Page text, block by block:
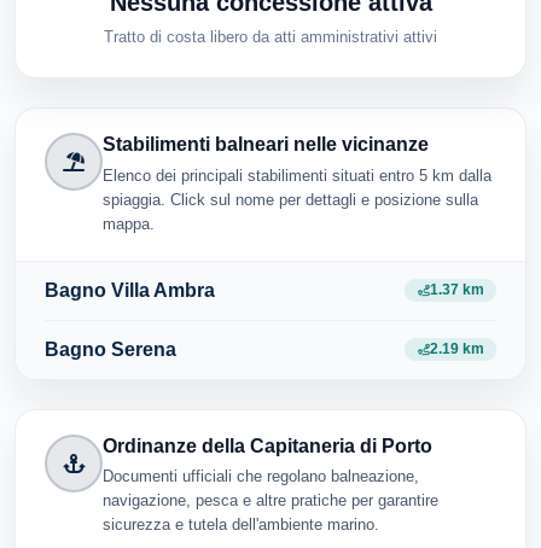
Tratto di costa libero da atti amministrativi attivi
Stabilimenti balneari nelle vicinanze
Elenco dei principali stabilimenti situati entro 5 km dalla
spiaggia. Click sul nome per dettagli e posizione sulla
mappa.
Bagno Villa Ambra 1.37 km
Bagno Serena 2.19 km
Ordinanze della Capitaneria di Porto
Documenti ufficiali che regolano balneazione,
navigazione, pesca e altre pratiche per garantire
sicurezza e tutela dell'ambiente marino.